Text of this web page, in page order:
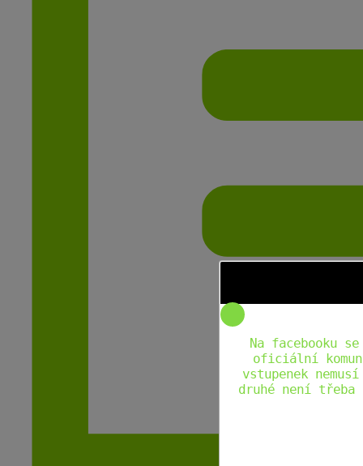
Na facebooku
oficiální
vstupenek
druhé není třeba